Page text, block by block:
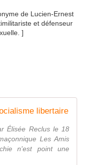
de Lucien-Ernest
et défenseur
]
libertaire
Élisée Reclus le 18
Les Amis
n'est point une